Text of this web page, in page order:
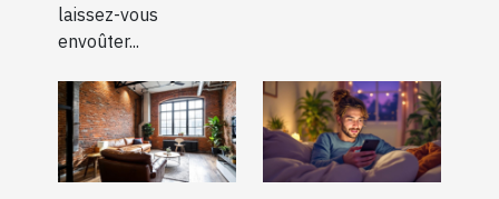
laissez-vous
envoûter...